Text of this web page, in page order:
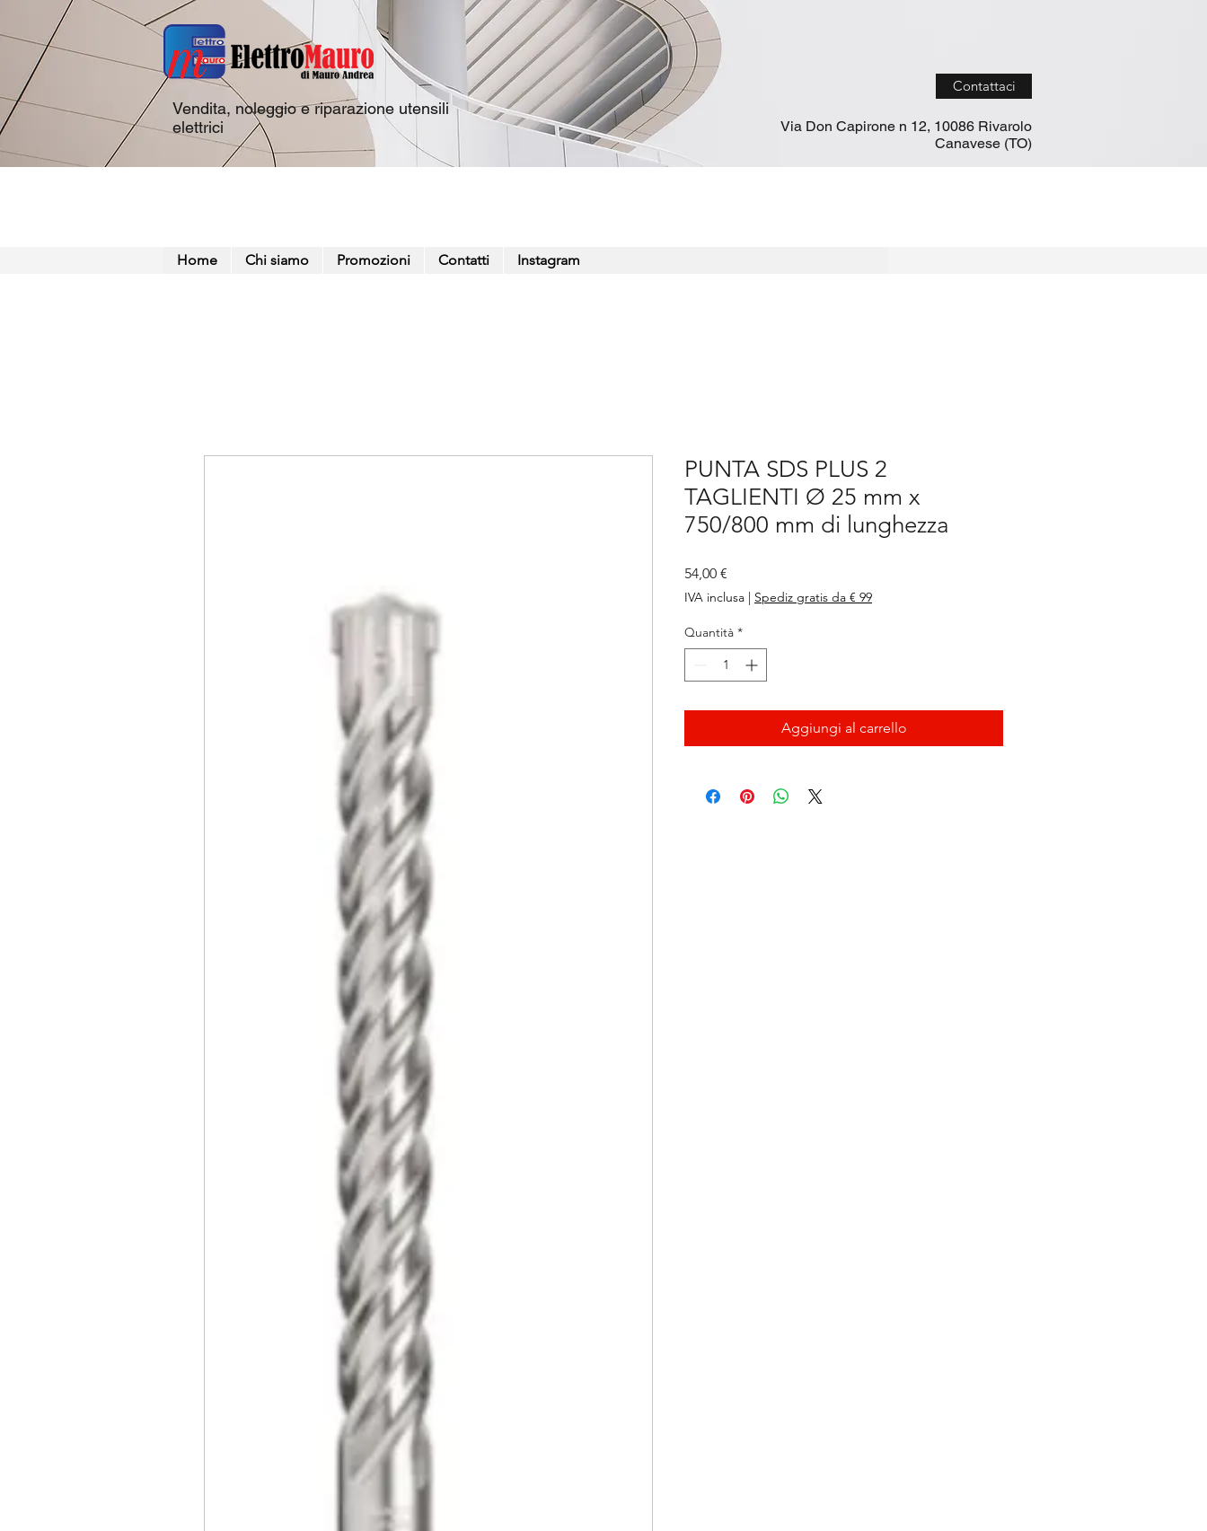
Vendita, noleggio e riparazione utensili
elettrici
Contattaci
Via Don Capirone n 12, 10086 Rivarolo
Canavese (TO)
Home Chi siamo Promozioni Contatti Instagram
PUNTA SDS PLUS 2
TAGLIENTI Ø 25 mm x
750/800 mm di lunghezza
54,00 €
IVA inclusa | Spediz gratis da € 99
Quantità *
Aggiungi al carrello